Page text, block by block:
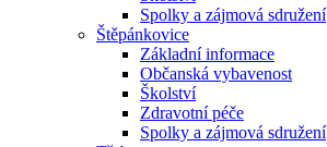
Spolky a zájmová sdružení
Štěpánkovice
Základní informace
Občanská vybavenost
Školství
Zdravotní péče
Spolky a zájmová sdružení